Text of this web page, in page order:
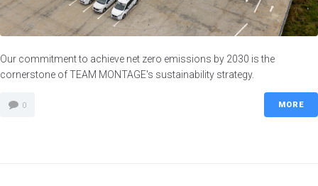
Our commitment to achieve net zero emissions by 2030 is the
cornerstone of TEAM MONTAGE's sustainability strategy.
0 MORE